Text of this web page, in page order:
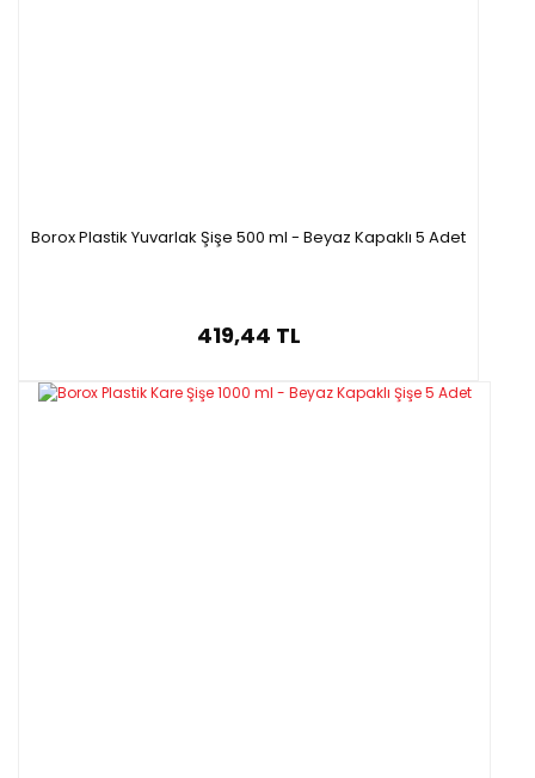
Borox Plastik Yuvarlak Şişe 500 ml - Beyaz Kapaklı 5 Adet
419,44 TL